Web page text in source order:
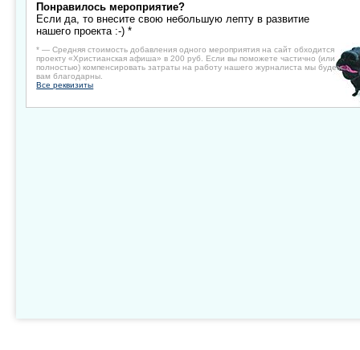
Понравилось мероприятие?
Если да, то внесите свою небольшую лепту в развитие
нашего проекта :-) *
* — Средняя стоимость добавления одного мероприятия на сайт обходится
проекту «Христианская афиша» в 200 руб. Если вы поможете частично (или
полностью) компенсировать затраты на работу нашего журналиста мы будем
вам благодарны.
Все реквизиты